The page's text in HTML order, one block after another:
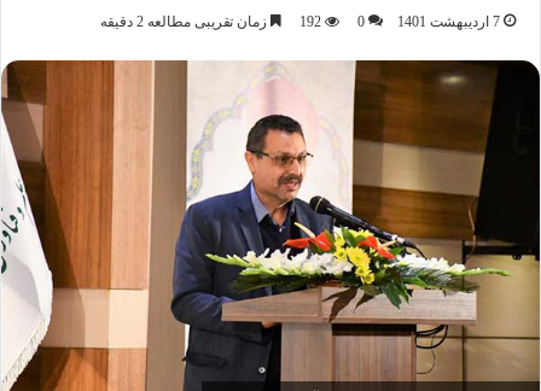
7 اردیبهشت 1401 0
192 زمان تقریبی مطالعه 2 دقیقه